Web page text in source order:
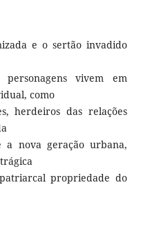
e o sertão invadido
vivem em
como
herdeiros das relações
a nova geração urbana,
propriedade do